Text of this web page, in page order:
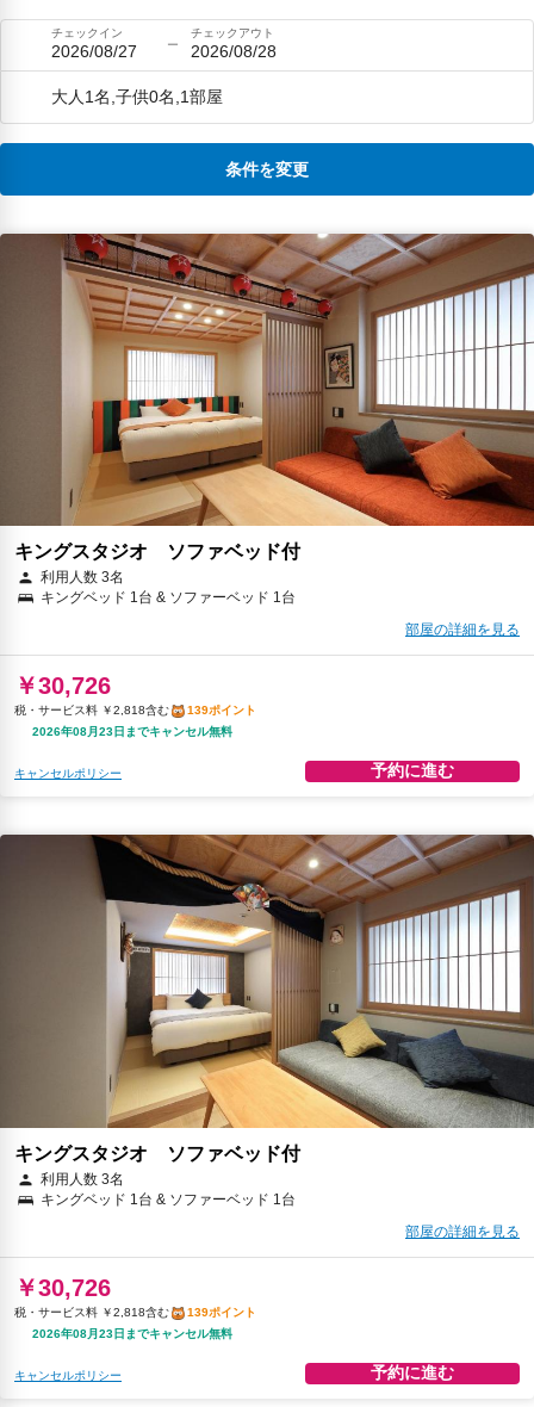
チェックイン
2026/08/27
チェックアウト
2026/08/28
大人1名,子供0名,1部屋
条件を変更
キングスタジオ ソファベッド付
利用人数 3名
キングベッド 1台 & ソファーベッド 1台
部屋の詳細を見る
￥30,726
税・サービス料 ￥2,818含む
139ポイント
2026年08月23日までキャンセル無料
キャンセルポリシー 予約に進む
キングスタジオ ソファベッド付
利用人数 3名
キングベッド 1台 & ソファーベッド 1台
部屋の詳細を見る
￥30,726
税・サービス料 ￥2,818含む
139ポイント
2026年08月23日までキャンセル無料
キャンセルポリシー 予約に進む